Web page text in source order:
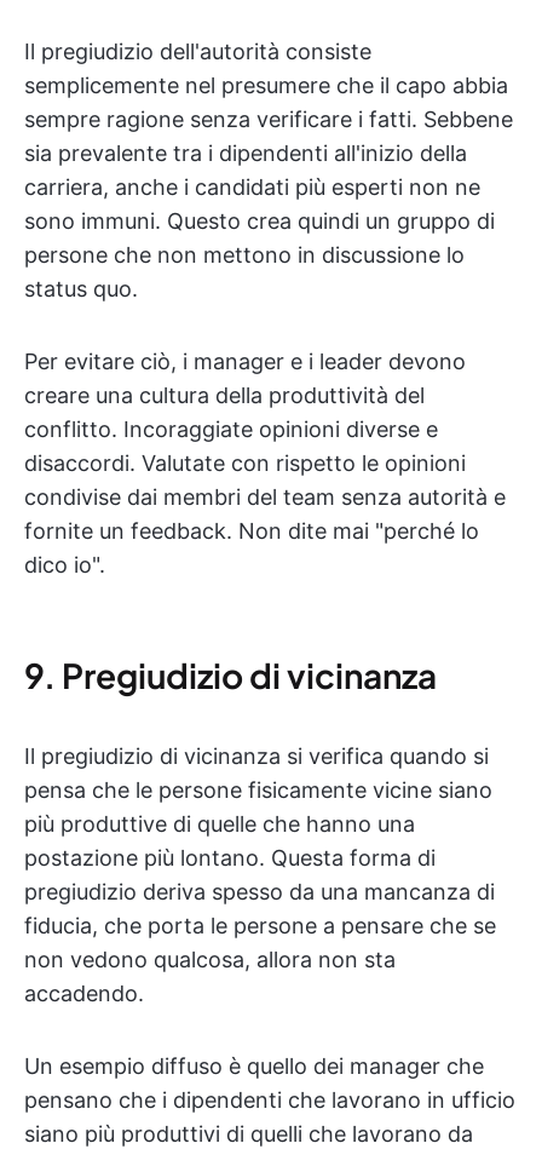
Il pregiudizio dell'autorità consiste
semplicemente nel presumere che il capo abbia
sempre ragione senza verificare i fatti. Sebbene
sia prevalente tra i dipendenti all'inizio della
carriera, anche i candidati più esperti non ne
sono immuni. Questo crea quindi un gruppo di
persone che non mettono in discussione lo
status quo.
Per evitare ciò, i manager e i leader devono
creare una cultura della produttività del
conflitto. Incoraggiate opinioni diverse e
disaccordi. Valutate con rispetto le opinioni
condivise dai membri del team senza autorità e
fornite un feedback. Non dite mai "perché lo
dico io".
9. Pregiudizio di vicinanza
Il pregiudizio di vicinanza si verifica quando si
pensa che le persone fisicamente vicine siano
più produttive di quelle che hanno una
postazione più lontano. Questa forma di
pregiudizio deriva spesso da una mancanza di
fiducia, che porta le persone a pensare che se
non vedono qualcosa, allora non sta
accadendo.
Un esempio diffuso è quello dei manager che
pensano che i dipendenti che lavorano in ufficio
siano più produttivi di quelli che lavorano da